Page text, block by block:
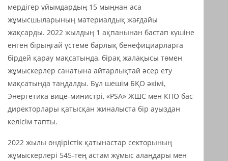
мердігер ұйымдардың 15 мыңнан аса
жұмысшыларының материалдық жағдайы
жақсарды. 2022 жылдың 1 ақпанынан бастап күшіне
енген бірыңғай үстеме барлық бенефициарларға
бірдей қарау мақсатында, бірақ жалақысы төмен
жұмыскерлер санатына айтарлықтай әсер ету
мақсатында таңдалды. Бұл шешім БҚО әкімі,
Энергетика вице-министрі, «PSA» ЖШС мен КПО бас
директорлары қатысқан жиналыста бір ауыздан
келісім тапты.
2022 жылы өндірістік қатынастар секторының
жұмыскерлері 545-тең астам жұмыс алаңдары мен